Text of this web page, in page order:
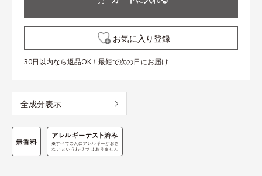
お気に入り登録
30日以内なら返品OK！最短で次の日にお届け
全成分表示